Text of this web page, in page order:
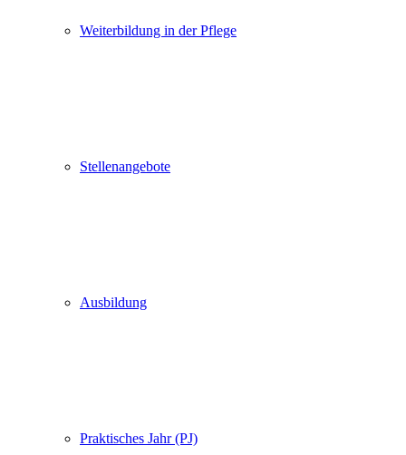
Weiterbildung in der Pflege
Stellenangebote
Ausbildung
Praktisches Jahr (PJ)